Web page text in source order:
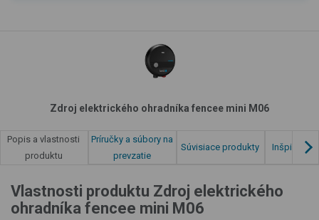
Zdroj elektrického ohradníka fencee mini M06
Popis a vlastnosti
produktu
Príručky a súbory na
prevzatie
Súvisiace produkty Inšpirácia
Vlastnosti produktu Zdroj elektrického
ohradníka fencee mini M06